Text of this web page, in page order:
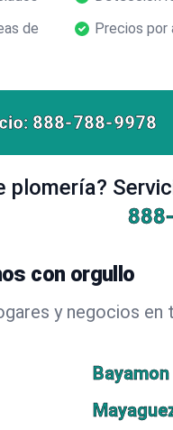
de
Precios por
888-788-9978
plomería?
con orgullo
y negocios
Bayamon